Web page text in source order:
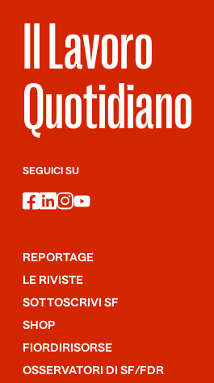
Il Lavoro
Quotidiano
SEGUICI SU
facebook
linkedin
instagram
youtube
REPORTAGE
LE RIVISTE
SOTTOSCRIVI SF
SHOP
FIORDIRISORSE
OSSERVATORI DI SF/FDR